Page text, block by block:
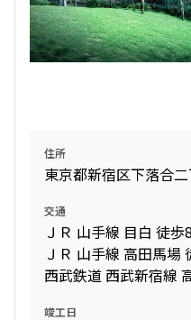
住所
東京都新宿区下落合
交通
ＪＲ 山手線 目白 徒歩
ＪＲ 山手線 高田馬場
西武鉄道 西武新宿線
竣工日